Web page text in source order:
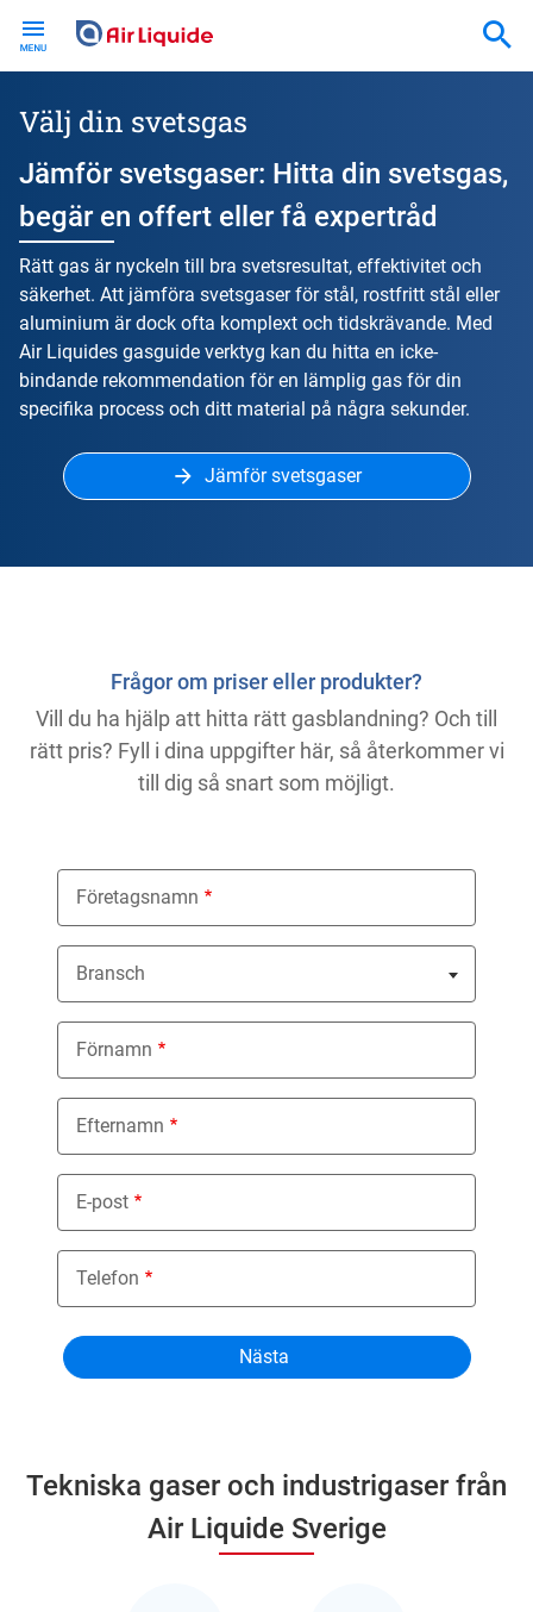
main
Välj din svetsgas
Jämför svetsgaser: Hitta din svetsgas,
begär en offert eller få expertråd
Rätt gas är nyckeln till bra svetsresultat, effektivitet och
säkerhet. Att jämföra svetsgaser för stål, rostfritt stål eller
aluminium är dock ofta komplext och tidskrävande. Med
Air Liquides gasguide verktyg kan du hitta en icke-
bindande rekommendation för en lämplig gas för din
specifika process och ditt material på några sekunder.
Jämför svetsgaser
Tekniska gaser och industrigaser från
Air Liquide Sverige
Frågor om priser eller produkter?
Vill du ha hjälp att hitta rätt gasblandning? Och till
rätt pris? Fyll i dina uppgifter här, så återkommer vi
till dig så snart som möjligt.
Företagsnamn
Bransch
Nothing selected
Förnamn
Efternamn
E-post
Telefon